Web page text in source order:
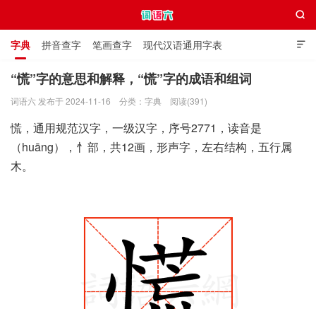

字典 拼音查字 笔画查字 现代汉语通用字表
通用规范汉字表 叠字大全 独体字大全 极简英语词典

“慌”字的意思和解释，“慌”字的成语和组词
词语六 发布于 2024-11-16 分类： 字典 阅读(391)
慌，通用规范汉字，一级汉字，序号2771，读音是
（huāng），忄部，共12画，形声字，左右结构，五行属
木。